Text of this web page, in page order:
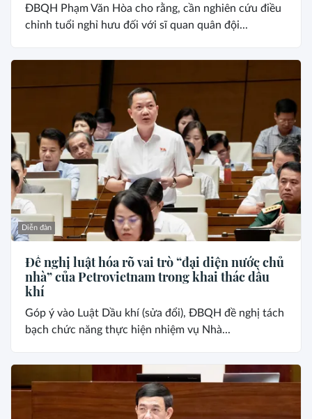
ĐBQH Phạm Văn Hòa cho rằng, cần nghiên cứu điều
chỉnh tuổi nghỉ hưu đối với sĩ quan quân đội...
Diễn đàn
Đề nghị luật hóa rõ vai trò “đại diện nước chủ
nhà” của Petrovietnam trong khai thác dầu
khí
Góp ý vào Luật Dầu khí (sửa đổi), ĐBQH đề nghị tách
bạch chức năng thực hiện nhiệm vụ Nhà...